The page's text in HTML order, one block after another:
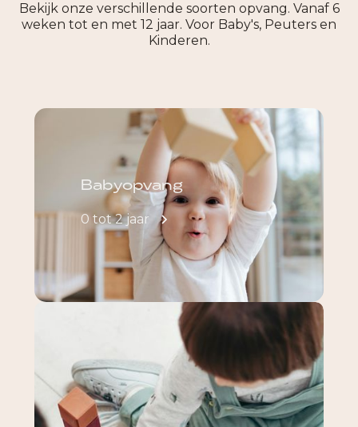
Bekijk onze verschillende soorten opvang. Vanaf 6
weken tot en met 12 jaar. Voor Baby's, Peuters en
Kinderen.
Babyopvang
0 tot 2 jaar